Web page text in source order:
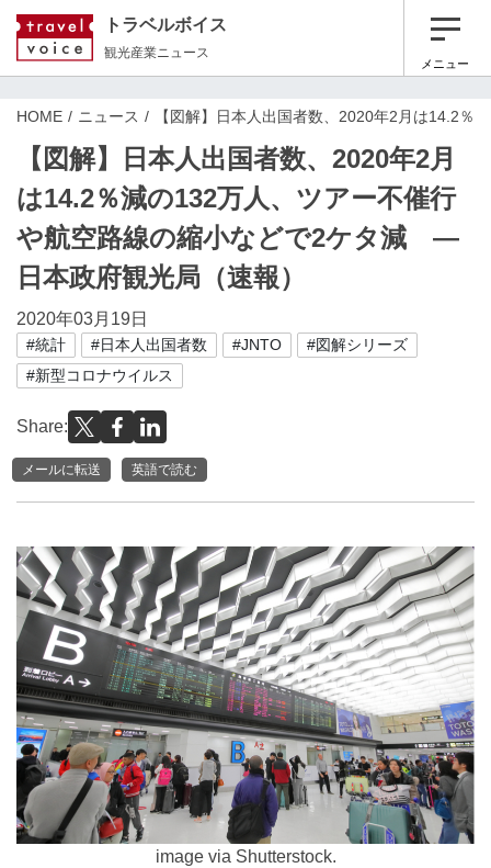
トラベルボイス
観光産業ニュース
メニュー
HOME ニュース 【図解】日本人出国者数、2020年2月は14.2
【図解】日本人出国者数、2020年2月
は14.2％減の132万人、ツアー不催行
や航空路線の縮小などで2ケタ減 ―
日本政府観光局（速報）
2020年03月19日
#統計 #日本人出国者数 #JNTO
#図解シリーズ
#新型コロナウイルス
Share:
メールに転送 英語で読む
image via Shutterstock.